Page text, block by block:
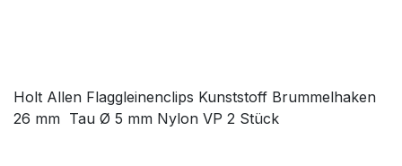
Holt Allen Flaggleinenclips Kunststoff Brummelhaken
26 mm Tau Ø 5 mm Nylon VP 2 Stück